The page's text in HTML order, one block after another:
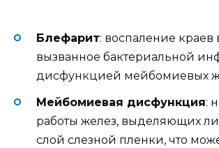
Блефарит: воспаление краев
вызванное бактериальной
дисфункцией мейбомиевых
Мейбомиевая дисфункция:
работы желез, выделяющих
слой слезной пленки, что